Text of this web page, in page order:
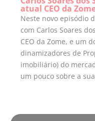
atual CEO da
Neste novo episódio
com Carlos Soares
CEO da Zome, e um
dinamizadores de
imobiliário) do
um pouco sobre a